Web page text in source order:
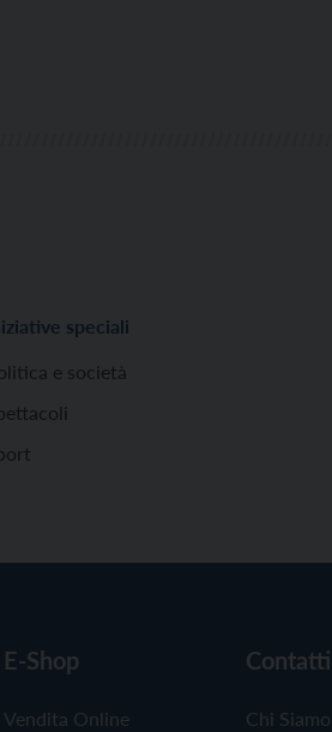
speciali
e società
E-Shop
Vendita Online
Contatti
Chi Siamo